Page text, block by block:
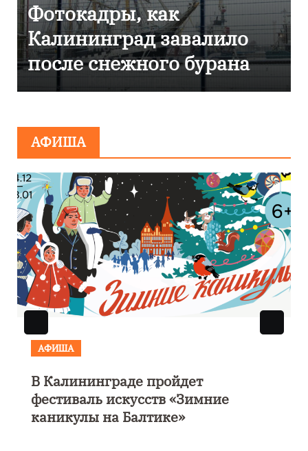
Фоторепортаж как в
Калининграде
эвакуировали ТЦ из-за
сообщения о
АФИША
АФИША
В Калининграде пройдет
фестиваль искусств «Зимние
каникулы на Балтике»